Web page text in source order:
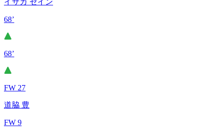
イサカ ゼイン
68’
68’
FW 27
道脇 豊
FW 9